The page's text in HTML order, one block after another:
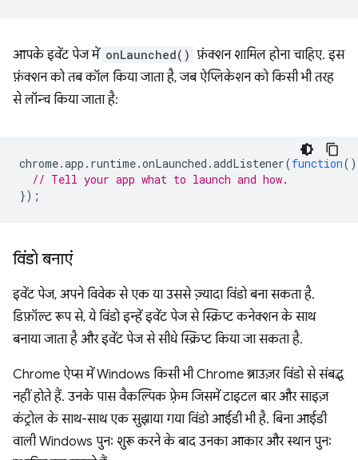
आपके इवेंट पेज में onLaunched() फ़ंक्शन शामिल होना चाहिए. इस
फ़ंक्शन को तब कॉल किया जाता है, जब ऐप्लिकेशन को किसी भी तरह
से लॉन्च किया जाता है:
chrome.app . runtime.onLaunched .addListener(function()
// Tell your app what to launch and how.
});
विंडो बनाएं
इवेंट पेज, अपने विवेक से एक या उससे ज़्यादा विंडो बना सकता है.
डिफ़ॉल्ट रूप से, ये विंडो इन्हें इवेंट पेज से स्क्रिप्ट कनेक्शन के साथ
बनाया जाता है और इवेंट पेज से सीधे स्क्रिप्ट किया जा सकता है.
Chrome ऐप्स में Windows किसी भी Chrome ब्राउज़र विंडो से संबद्ध
नहीं होते हैं. उनके पास वैकल्पिक फ़्रेम जिसमें टाइटल बार और साइज़
कंट्रोल के साथ-साथ एक सुझाया गया विंडो आईडी भी है. बिना आईडी
वाली Windows पुनः शुरू करने के बाद उनका आकार और स्थान पुनः